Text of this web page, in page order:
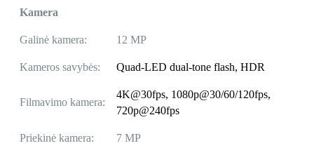
Kamera
Galinė kamera: 12 MP
Kameros savybės: Quad-LED dual-tone flash, HDR
Filmavimo kamera:
4K@30fps, 1080p@30/60/120fps,
720p@240fps
Priekinė kamera: 7 MP